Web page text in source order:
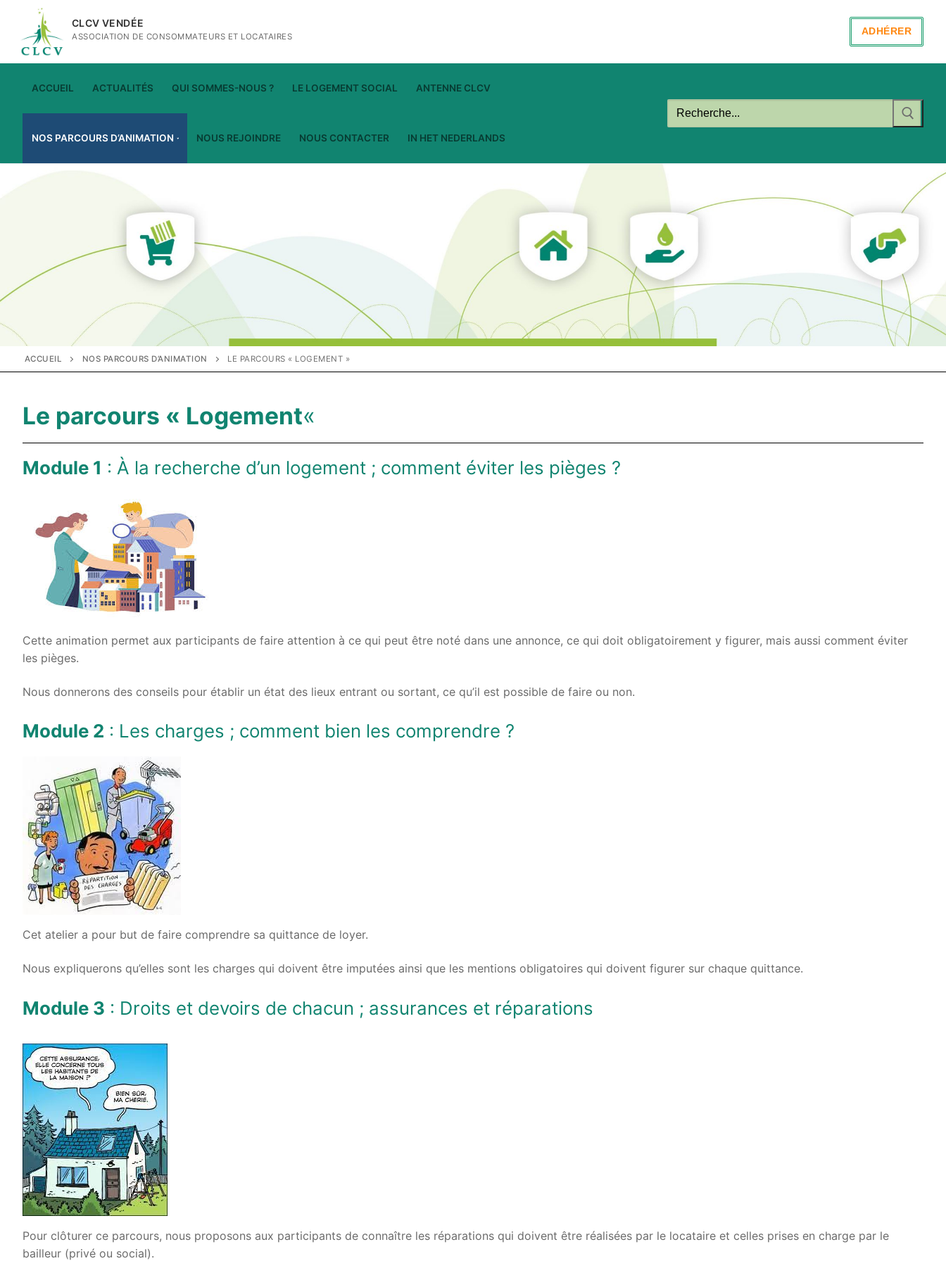
contenu
CLCV VENDÉE
ASSOCIATION DE CONSOMMATEURS ET LOCATAIRES ADHÉRER
ACCUEIL ACTUALITÉS QUI SOMMES-NOUS ? LE LOGEMENT SOCIAL ANTENNE CLCV
NOS PARCOURS D’ANIMATION NOUS REJOINDRE NOUS CONTACTER IN HET NEDERLANDS
Rechercher
:
ACCUEIL NOS PARCOURS D’ANIMATION LE PARCOURS « LOGEMENT »
Le parcours « Logement«
Module 1 : À la recherche d’un logement ; comment éviter les pièges ?
Cette animation permet aux participants de faire attention à ce qui peut être noté dans une annonce, ce qui doit obligatoirement y figurer, mais aussi comment éviter
les pièges.
Nous donnerons des conseils pour établir un état des lieux entrant ou sortant, ce qu’il est possible de faire ou non.
Module 2 : Les charges ; comment bien les comprendre ?
Cet atelier a pour but de faire comprendre sa quittance de loyer.
Nous expliquerons qu’elles sont les charges qui doivent être imputées ainsi que les mentions obligatoires qui doivent figurer sur chaque quittance.
Module 3 : Droits et devoirs de chacun ; assurances et réparations
Pour clôturer ce parcours, nous proposons aux participants de connaître les réparations qui doivent être réalisées par le locataire et celles prises en charge par le
bailleur (privé ou social).